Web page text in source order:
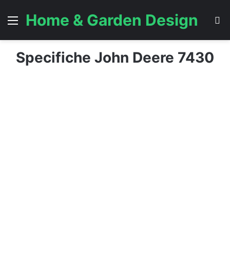
Menu
Home & Garden Design
Specifiche John Deere 7430